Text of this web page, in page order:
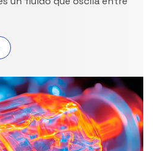
de expansión en
los paneles donde se
el fluido refrigerante
gaseoso en el interior de
aspira el gas y lo
la temperatura del fluido
de presión. Finalmente,